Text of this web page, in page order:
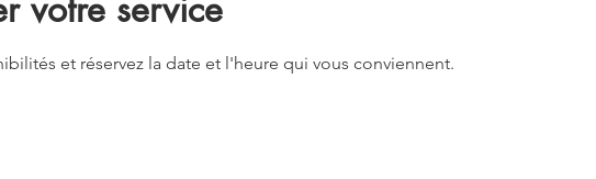
votre service
et réservez la date et l'heure qui vous conviennent.